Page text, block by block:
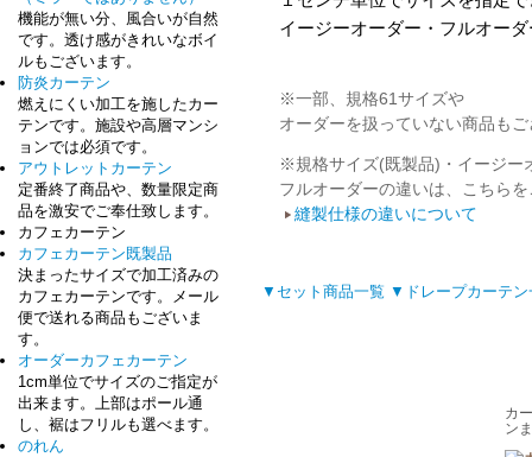
機能が無い分、風合いが自然
です。透け感がきれいなボイ
ルもございます。
防炎カーテン
燃えにくい加工を施したカー
テンです。施設や高層マンシ
ョンでは必須です。
アウトレットカーテン
定番終了商品や、数量限定商
品を激安でご奉仕致します。
カフェカーテン
カフェカーテン既製品
決まったサイズで加工済みの
カフェカーテンです。メール
便で送れる商品もございま
す。
オーダーカフェカーテン
1cm単位でサイズのご指定が
出来ます。上部はポール通
し、裾はフリルも選べます。
のれん
イージーオーダー・フルオー
※一部、規格61サイズや
オーダーを扱っていない商品も
※規格サイズ(既製品)・イージー
フルオーダーの違いは、こちら
縫製仕様の違いについて
▼セット商品一覧 ▼ドレープカーテン